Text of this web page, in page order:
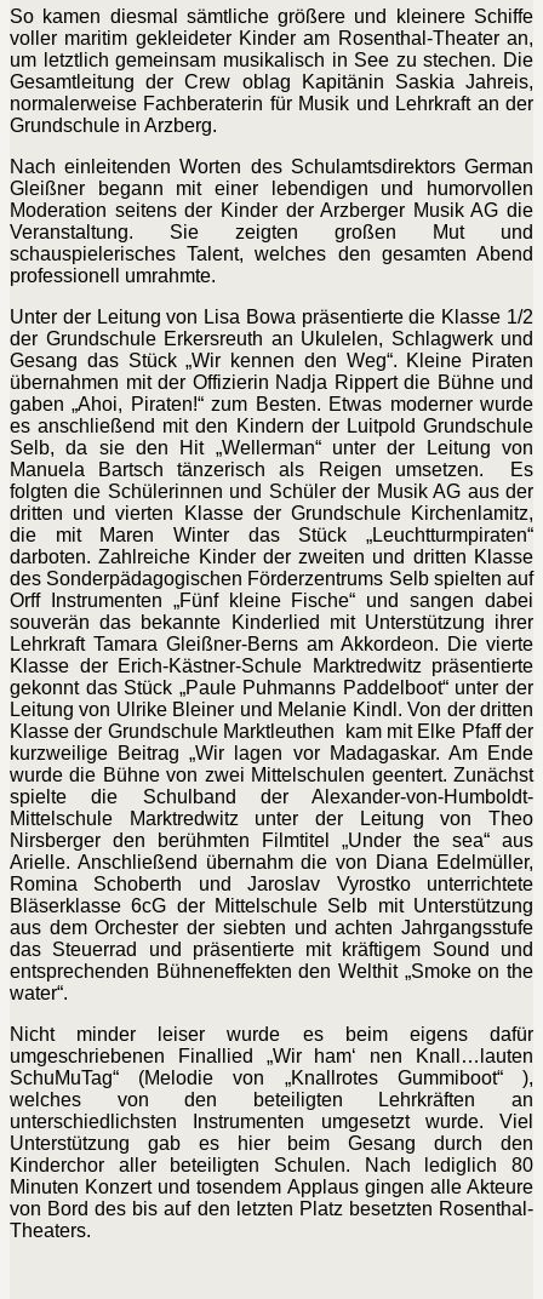
So kamen diesmal sämtliche größere und kleinere Schiffe
voller maritim gekleideter Kinder am Rosenthal-Theater an,
um letztlich gemeinsam musikalisch in See zu stechen. Die
Gesamtleitung der Crew oblag Kapitänin Saskia Jahreis,
normalerweise Fachberaterin für Musik und Lehrkraft an der
Grundschule in Arzberg.
Nach einleitenden Worten des Schulamtsdirektors German
Gleißner begann mit einer lebendigen und humorvollen
Moderation seitens der Kinder der Arzberger Musik AG die
Veranstaltung. Sie zeigten großen Mut und
schauspielerisches Talent, welches den gesamten Abend
professionell umrahmte.
Unter der Leitung von Lisa Bowa präsentierte die Klasse 1/2
der Grundschule Erkersreuth an Ukulelen, Schlagwerk und
Gesang das Stück „Wir kennen den Weg“. Kleine Piraten
übernahmen mit der Offizierin Nadja Rippert die Bühne und
gaben „Ahoi, Piraten!“ zum Besten. Etwas moderner wurde
es anschließend mit den Kindern der Luitpold Grundschule
Selb, da sie den Hit „Wellerman“ unter der Leitung von
Manuela Bartsch tänzerisch als Reigen umsetzen. Es
folgten die Schülerinnen und Schüler der Musik AG aus der
dritten und vierten Klasse der Grundschule Kirchenlamitz,
die mit Maren Winter das Stück „Leuchtturmpiraten“
darboten. Zahlreiche Kinder der zweiten und dritten Klasse
des Sonderpädagogischen Förderzentrums Selb spielten auf
Orff Instrumenten „Fünf kleine Fische“ und sangen dabei
souverän das bekannte Kinderlied mit Unterstützung ihrer
Lehrkraft Tamara Gleißner-Berns am Akkordeon. Die vierte
Klasse der Erich-Kästner-Schule Marktredwitz präsentierte
gekonnt das Stück „Paule Puhmanns Paddelboot“ unter der
Leitung von Ulrike Bleiner und Melanie Kindl. Von der dritten
Klasse der Grundschule Marktleuthen kam mit Elke Pfaff der
kurzweilige Beitrag „Wir lagen vor Madagaskar. Am Ende
wurde die Bühne von zwei Mittelschulen geentert. Zunächst
spielte die Schulband der Alexander-von-Humboldt-
Mittelschule Marktredwitz unter der Leitung von Theo
Nirsberger den berühmten Filmtitel „Under the sea“ aus
Arielle. Anschließend übernahm die von Diana Edelmüller,
Romina Schoberth und Jaroslav Vyrostko unterrichtete
Bläserklasse 6cG der Mittelschule Selb mit Unterstützung
aus dem Orchester der siebten und achten Jahrgangsstufe
das Steuerrad und präsentierte mit kräftigem Sound und
entsprechenden Bühneneffekten den Welthit „Smoke on the
water“.
Nicht minder leiser wurde es beim eigens dafür
umgeschriebenen Finallied „Wir ham‘ nen Knall…lauten
SchuMuTag“ (Melodie von „Knallrotes Gummiboot“ ),
welches von den beteiligten Lehrkräften an
unterschiedlichsten Instrumenten umgesetzt wurde. Viel
Unterstützung gab es hier beim Gesang durch den
Kinderchor aller beteiligten Schulen. Nach lediglich 80
Minuten Konzert und tosendem Applaus gingen alle Akteure
von Bord des bis auf den letzten Platz besetzten Rosenthal-
Theaters.